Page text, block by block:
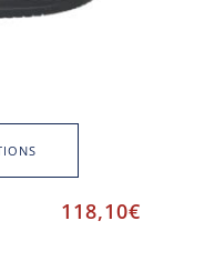
118,10€